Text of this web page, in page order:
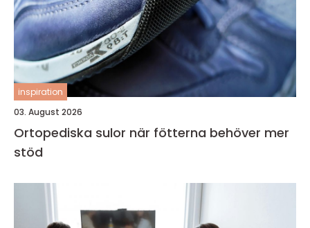
inspiration
03. August 2026
Ortopediska sulor när fötterna behöver mer
stöd